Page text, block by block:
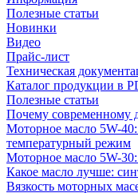
Полезные статьи
Новинки
Видео
Прайс-лист
Техническая
Каталог продукции в
Полезные статьи
Почему современному
Моторное масло 5W-
температурный режим
Моторное масло 5W-
Какое масло лучше:
Вязкость моторных